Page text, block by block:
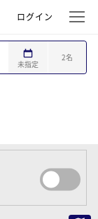
ログイン
未指定
2名